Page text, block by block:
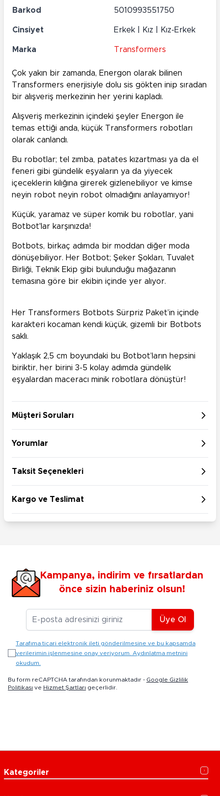
Barkod 5010993551750
Cinsiyet Erkek | Kız | Kız-Erkek
Marka Transformers
Çok yakın bir zamanda, Energon olarak bilinen
Transformers enerjisiyle dolu sis gökten inip sıradan
bir alışveriş merkezinin her yerini kapladı.
Alışveriş merkezinin içindeki şeyler Energon ile
temas ettiği anda, küçük Transformers robotları
olarak canlandı.
Bu robotlar; tel zımba, patates kızartması ya da el
feneri gibi gündelik eşyaların ya da yiyecek
içeceklerin kılığına girerek gizlenebiliyor ve kimse
neyin robot neyin robot olmadığını anlayamıyor!
Küçük, yaramaz ve süper komik bu robotlar, yani
Botbot'lar karşınızda!
Botbots, birkaç adımda bir moddan diğer moda
dönüşebiliyor. Her Botbot; Şeker Şokları, Tuvalet
Birliği, Teknik Ekip gibi bulunduğu mağazanın
temasına göre bir ekibin içinde yer alıyor.
Her Transformers Botbots Sürpriz Paket’in içinde
karakteri kocaman kendi küçük, gizemli bir Botbots
saklı.
Yaklaşık 2,5 cm boyundaki bu Botbot’ların hepsini
biriktir, her birini 3-5 kolay adımda gündelik
eşyalardan maceracı minik robotlara dönüştür!
Müşteri Soruları
Yorumlar
Taksit Seçenekleri
Kargo ve Teslimat
Kampanya, indirim ve fırsatlardan
önce sizin haberiniz olsun!
E-posta Adresiniz
Üye Ol
Tarafıma ticari elektronik ileti gönderilmesine ve bu kapsamda
verilerimin işlenmesine onay veriyorum. Aydınlatma metnini
okudum.
Bu form reCAPTCHA tarafından korunmaktadır - Google Gizlilik
Politikası ve Hizmet Şartları geçerlidir.
Kategoriler